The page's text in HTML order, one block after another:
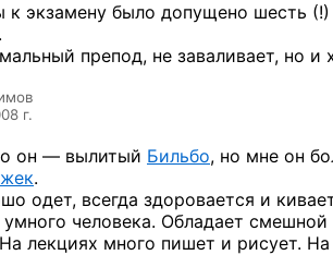
к экзамену было допущено шесть (!)
препод, не заваливает, но и
г.
он — вылитый Бильбо, но мне он
.
одет, всегда здоровается и
умного человека. Обладает
На лекциях много пишет и рисует.